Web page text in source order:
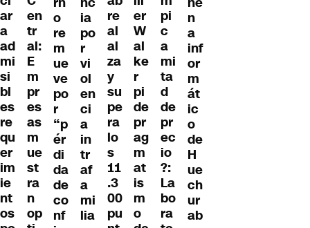
ar
a
ad
mi
si
bl
es
re
qu
er
im
ie
nt
os
en
tr
al:
E
m
pr
es
as
m
ue
st
ra
n
op
o
re
m
ue
ve
po
r
“p
ér
di
da
de
co
nf
ia
po
r
vi
ol
en
ci
a
in
tr
af
a
mi
lia
re
al
al
za
y
su
pe
ra
lo
s
11
.3
00
pu
er
W
al
ke
r
pi
de
pr
ag
m
at
is
m
o
pi
c
a
mi
ta
d
de
pr
ec
io
?:
La
bo
ra
n
a
inf
or
m
át
ic
o
de
H
ue
ch
ur
ab